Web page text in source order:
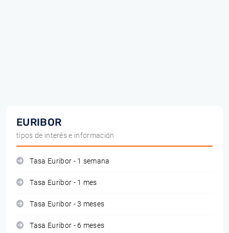
EURIBOR
tipos de interés e información
Tasa Euribor - 1 semana
Tasa Euribor - 1 mes
Tasa Euribor - 3 meses
Tasa Euribor - 6 meses